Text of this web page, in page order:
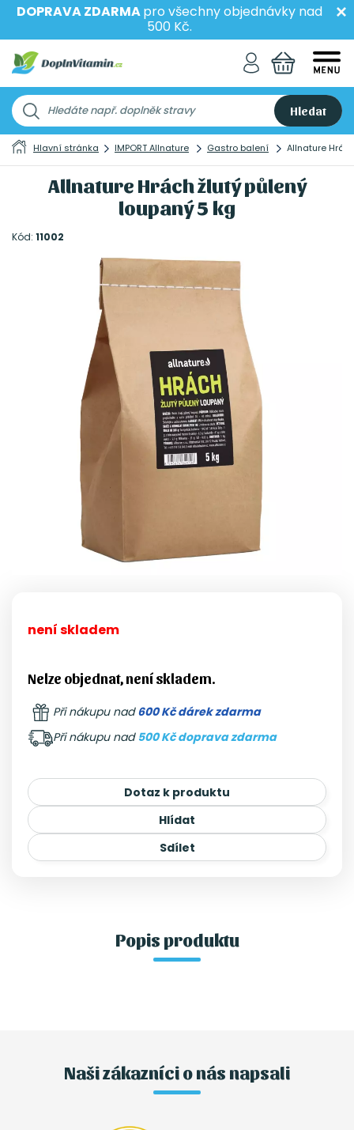
DOPRAVA ZDARMApro všechny objednávky nad
500 Kč.
Hledat
Hlavní stránka IMPORT Allnature Gastro balení Allnature
Allnature Hrách žlutý půlený
loupaný 5 kg
Kód: 11002
není skladem
Nelze objednat, není skladem.
Při nákupu nad600 Kč dárek zdarma
Při nákupu nad 500 Kč doprava zdarma
Dotaz k produktu
Hlídat
Sdílet
Popis produktu
Naši zákazníci o nás napsali